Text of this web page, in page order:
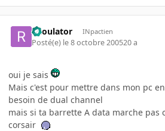
Raoulator INpactien
Posté(e) le 8 octobre 200520 a
oui je sais
Mais c'est pour mettre dans mon pc
besoin de dual channel
mais si ta barrette A data marche pas
corsair